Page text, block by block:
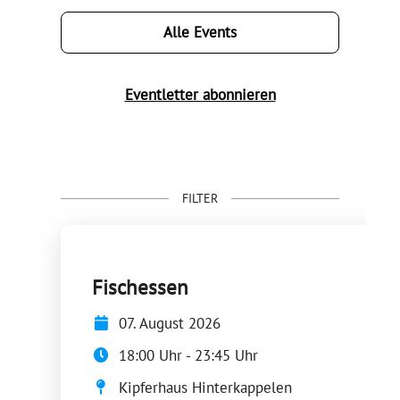
Alle Events
Eventletter abonnieren
FILTER
Fischessen
07. August 2026
18:00 Uhr - 23:45 Uhr
Kipferhaus Hinterkappelen